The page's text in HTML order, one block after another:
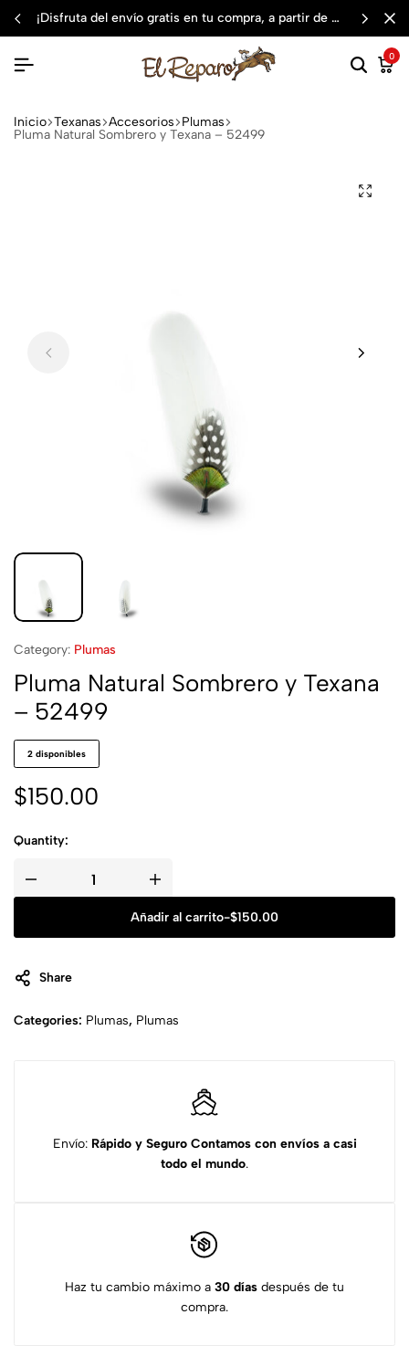
¡disfruta del envío gratis en tu compra, a partir de $3,000 mxn
0
Inicio Texanas Accesorios Plumas
Pluma Natural Sombrero y Texana – 52499
Category: Plumas
Pluma Natural Sombrero y Texana
– 52499
2 disponibles
$150.00
Quantity:
Añadir al carrito-$150.00
Share
Categories: Plumas, Plumas
Envío: Rápido y Seguro Contamos con envíos a casi
todo el mundo.
Haz tu cambio máximo a 30 días después de tu
compra.